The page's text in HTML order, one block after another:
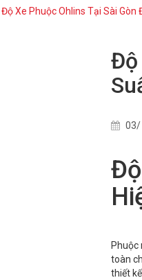
Độ Xe Phuộc Ohlins Tại Sài Gòn
Độ
03/
Phuộc
toàn
thiết